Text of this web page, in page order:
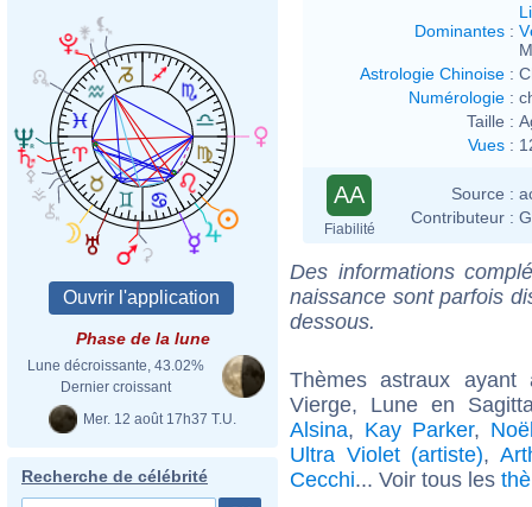
Phase de la lune
Lune décroissante, 43.02%
Dernier croissant
Mer. 12 août 17h37 T.U.
Recherche de célébrité
Dominantes :
Astrologie Chinoise :
Numérologie :
Taille :
Vues :
AA
Fiabilité
Source :
Contributeur :
Des informations
naissance sont parfois
dessous.
Thèmes astraux
Vierge, Lune en
Alsina, Kay Parker,
Ultra Violet (artiste),
Cecchi... Voir tous les